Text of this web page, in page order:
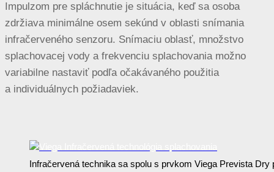
Impulzom pre spláchnutie je situácia, keď sa osoba
zdržiava minimálne osem sekúnd v oblasti snímania
infračerveného senzoru. Snímaciu oblasť, množstvo
splachovacej vody a frekvenciu splachovania možno
variabilne nastaviť podľa očakávaného použitia
a individuálnych požiadaviek.
Infračervená technika sa spolu s prvkom Viega Prevista Dry